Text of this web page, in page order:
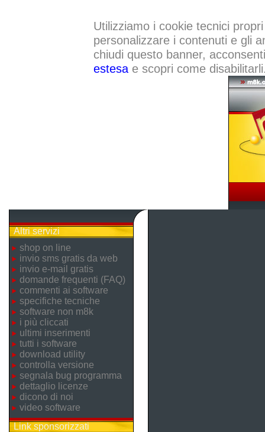
Utilizziamo i cookie tecnici
personalizzare i contenuti e gli
chiudi questo banner,
estesae scopri come
Altri servizi
shop on line
invio sms gratis da web
invio e-mail gratis
domande frequenti (FAQ)
commenti ai software
specifiche tecniche
software non m8k
i più cliccati
ultimi inserimenti
tutti i software
download utility
controlla versione
segnala bug programma
dettaglio licenze
dicono di noi
video software
Link sponsorizzati